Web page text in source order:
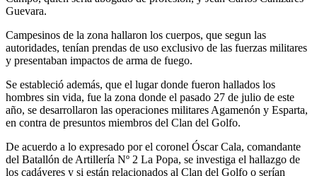
Guevara.
Campesinos de la zona hallaron los cuerpos, que segun las
autoridades, tenían prendas de uso exclusivo de las fuerzas militares
y presentaban impactos de arma de fuego.
Se estableció además, que el lugar donde fueron hallados los
hombres sin vida, fue la zona donde el pasado 27 de julio de este
año, se desarrollaron las operaciones militares Agamenón y Esparta,
en contra de presuntos miembros del Clan del Golfo.
De acuerdo a lo expresado por el coronel Óscar Cala, comandante
del Batallón de Artillería Nº 2 La Popa, se investiga el hallazgo de
los cadáveres y si están relacionados al Clan del Golfo o serían